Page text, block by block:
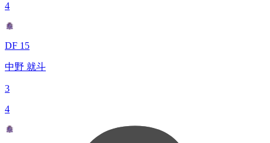
4
DF 15
中野 就斗
3
4